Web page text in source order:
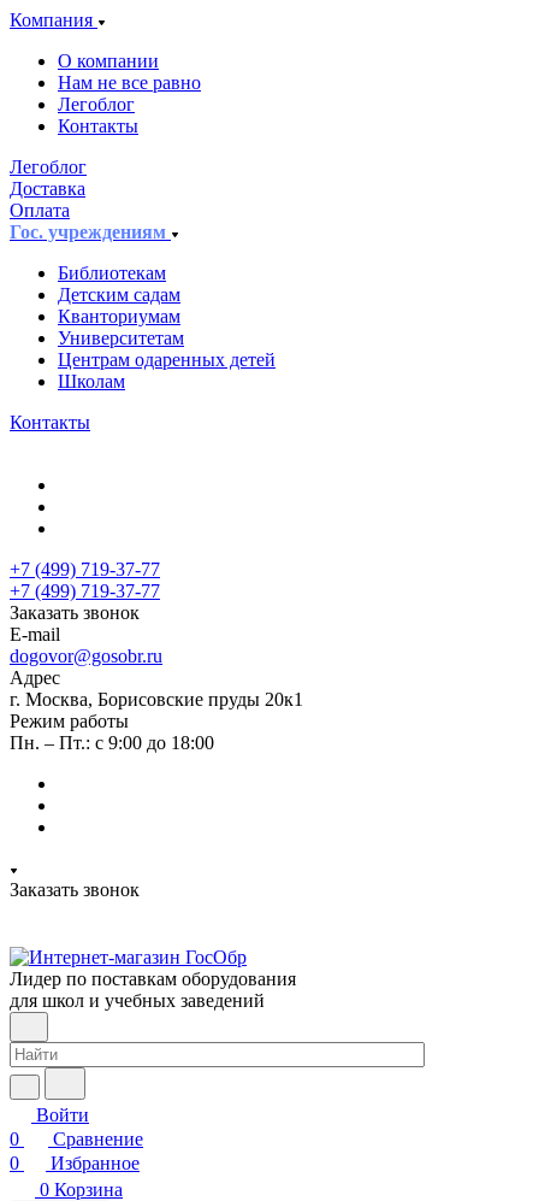
Компания
О компании
Нам не все равно
Легоблог
Контакты
Легоблог
Доставка
Оплата
Гос. учреждениям
Библиотекам
Детским садам
Кванториумам
Университетам
Центрам одаренных детей
Школам
Контакты
+7 (499) 719-37-77
+7 (499) 719-37-77
Заказать звонок
E-mail
dogovor@gosobr.ru
Адрес
г. Москва, Борисовские пруды 20к1
Режим работы
Пн. – Пт.: с 9:00 до 18:00
Заказать звонок
Лидер по поставкам оборудования
для школ и учебных заведений
Войти
0
Сравнение
0
Избранное
0 Корзина